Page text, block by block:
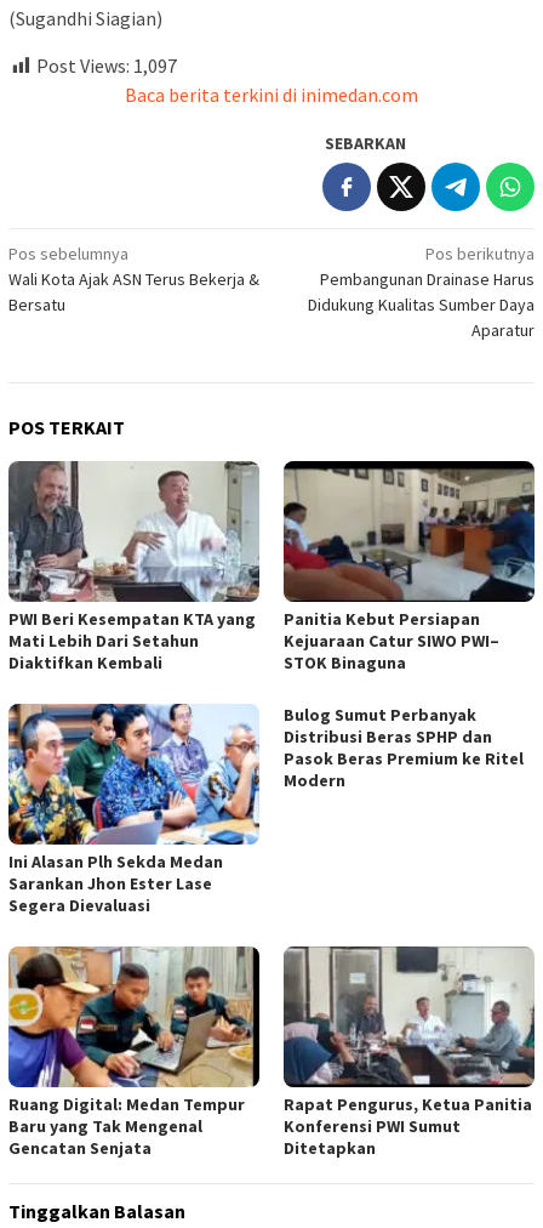
(Sugandhi Siagian)
Post Views: 1,097
Baca berita terkini di inimedan.com
SEBARKAN
Navigasi
pos
Pos sebelumnya
Wali Kota Ajak ASN Terus Bekerja &
Bersatu
Pos berikutnya
Pembangunan Drainase Harus
Didukung Kualitas Sumber Daya
Aparatur
POS TERKAIT
PWI Beri Kesempatan KTA yang
Mati Lebih Dari Setahun
Diaktifkan Kembali
Panitia Kebut Persiapan
Kejuaraan Catur SIWO PWI–
STOK Binaguna
Ini Alasan Plh Sekda Medan
Sarankan Jhon Ester Lase
Segera Dievaluasi
Bulog Sumut Perbanyak
Distribusi Beras SPHP dan
Pasok Beras Premium ke Ritel
Modern
Ruang Digital: Medan Tempur
Baru yang Tak Mengenal
Gencatan Senjata
Rapat Pengurus, Ketua Panitia
Konferensi PWI Sumut
Ditetapkan
Tinggalkan Balasan